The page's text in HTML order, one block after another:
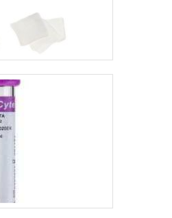
Equipamentos de última
ESPECIALISTA DO
SEGMENTO Na Best
Fabril é possível
encontrar a solução
para quem busca
propé descartável.
Sempre de olho no
mercado, traz
novidades em itens
possíveis pelo fato de a
alta qualidade onde são
realizadas as atividades e
equipamentos de última
geração. Todos esses
fatores, agregados a uma
equipe com colaboradores
capacitados e profissionais
com vasta experiência na
área de atuação, garantem
uma entrega de excelência